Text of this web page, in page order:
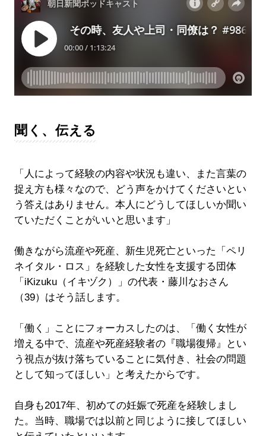
聞く、伝える
「人によって経験の内容や状況も違い、また言葉の
捉え方も様々なので、どう声をかけてくださいとい
う答えはありません。本人にどうしてほしいか聞い
ていただくことがいいと思います」
働きながら流産や死産、新生児死亡といった「ペリ
ネイタル・ロス」を経験した女性を支援する団体
「iKizuku（イキヅク）」の代表・藤川なおさん
（39）はそう話します。
「働く」ことにフォーカスしたのは、「働く女性が
増える中で、流産や死産経験者の『職場復帰』とい
う視点が抜け落ちていることに気付き、社会の問題
として知ってほしい」と考えたからです。
自身も2017年、初めての妊娠で死産を経験しまし
た。当時、職場では以前と同じように接してほしい